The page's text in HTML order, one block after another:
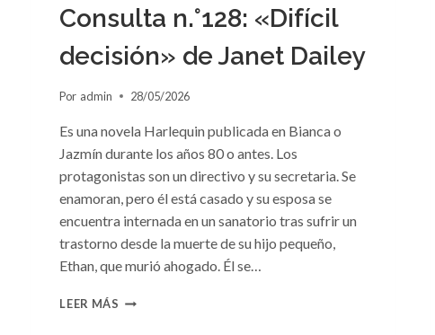
Consulta n.°128: «Difícil
decisión» de Janet Dailey
Por admin 28/05/2026
Es una novela Harlequin publicada en Bianca o
Jazmín durante los años 80 o antes. Los
protagonistas son un directivo y su secretaria. Se
enamoran, pero él está casado y su esposa se
encuentra internada en un sanatorio tras sufrir un
trastorno desde la muerte de su hijo pequeño,
Ethan, que murió ahogado. Él se…
LEER MÁS CONSULTA